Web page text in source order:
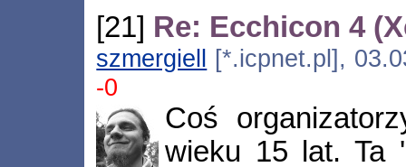
[21] Re: Ecchicon 4
szmergiell
[*.icpnet.pl],
-0
Coś
wieku 15 lat. Ta